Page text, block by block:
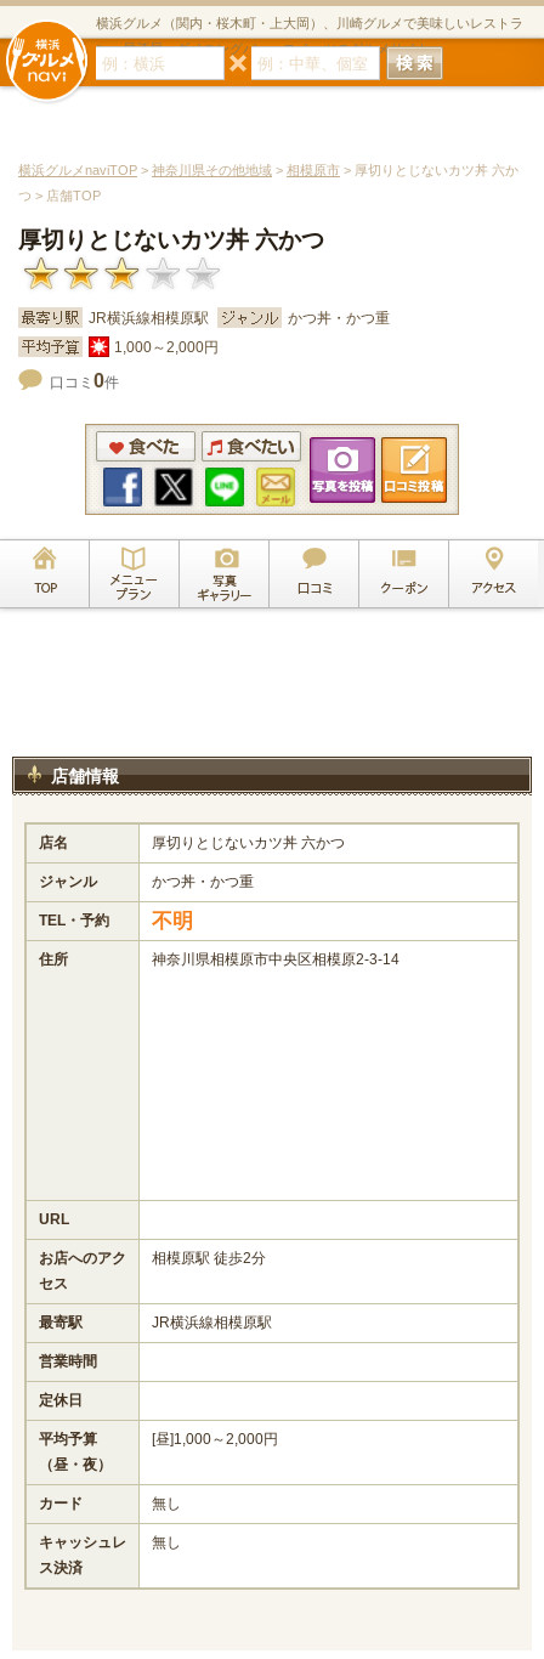
横浜グルメ（関内・桜木町・上大岡）、川崎グルメで美味しいレストラ
ン・居酒屋・ダイニングバー・スイーツのグルメサイト
横浜グルメnaviTOP > 神奈川県その他地域 > 相模原市 > 厚切りとじないカツ丼 六か
つ > 店舗TOP
厚切りとじないカツ丼 六かつ
JR横浜線相模原駅
かつ丼・かつ重
1,000～2,000円
口コミ 0件
店舗情報
店名 厚切りとじないカツ丼 六かつ
ジャンル かつ丼・かつ重
TEL・予約 不明
住所 神奈川県相模原市中央区相模原2-3-14
URL
お店へのアク
セス
相模原駅 徒歩2分
最寄駅 JR横浜線相模原駅
営業時間
定休日
平均予算
（昼・夜）
[昼]1,000～2,000円
カード 無し
キャッシュレ
ス決済
無し